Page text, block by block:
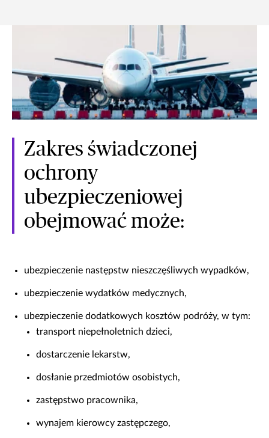
Zakres świadczonej
ochrony
ubezpieczeniowej
obejmować może:
ubezpieczenie następstw nieszczęśliwych wypadków,
ubezpieczenie wydatków medycznych,
ubezpieczenie dodatkowych kosztów podróży, w tym:
transport niepełnoletnich dzieci,
dostarczenie lekarstw,
dosłanie przedmiotów osobistych,
zastępstwo pracownika,
wynajem kierowcy zastępczego,